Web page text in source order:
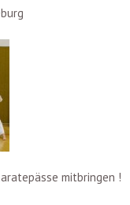
mitbringen !